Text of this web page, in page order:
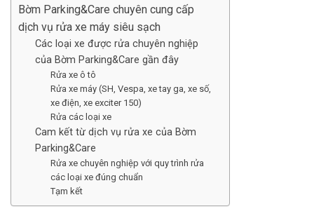
Bờm Parking&Care chuyên cung cấp
dịch vụ rửa xe máy siêu sạch
Các loại xe được rửa chuyên nghiệp
của Bờm Parking&Care gần đây
Rửa xe ô tô
Rửa xe máy (SH, Vespa, xe tay ga, xe số,
xe điện, xe exciter 150)
Rửa các loại xe
Cam kết từ dịch vụ rửa xe của Bờm
Parking&Care
Rửa xe chuyên nghiệp với quy trình rửa
các loại xe đúng chuẩn
Tạm kết